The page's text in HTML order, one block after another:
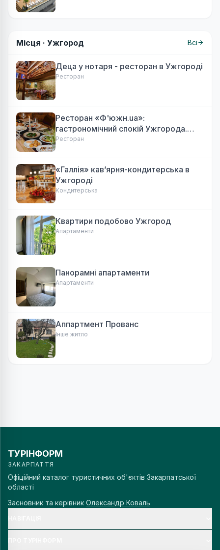
Місця · Ужгород Всі
Деца у нотаря - ресторан в Ужгороді
Ресторан
Ресторан «Ф'южн.ua»:
гастрономічний спокій Ужгорода.
Авторська локальна кухня, затишок
Ресторан
«Галлія» кав’ярня-кондитерська в
Ужгороді
Кондитерська
Квартири подобово Ужгород
Апартаменти
Панорамні апартаменти
Апартаменти
Аппартмент Прованс
Інше житло
ТУРІНФОРМ
ЗАКАРПАТТЯ
Офіційний каталог туристичних об'єктів Закарпатської
області
Засновник та керівник Олександр Коваль